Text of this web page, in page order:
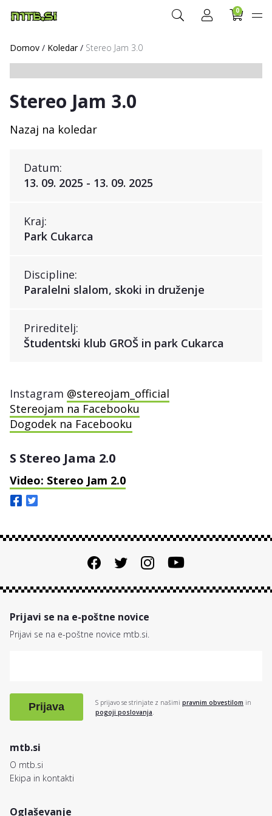
0
Domov / Koledar/ Stereo Jam 3.0
Stereo Jam 3.0
Nazaj na koledar
Datum:
13. 09. 2025 - 13. 09. 2025
Kraj:
Park Cukarca
Discipline:
Paralelni slalom, skoki in druženje
Prireditelj:
Študentski klub GROŠ in park Cukarca
Instagram @stereojam_official
Stereojam na Facebooku
Dogodek na Facebooku
S Stereo Jama 2.0
Video: Stereo Jam 2.0
mtb.si
O mtb.si
Ekipa in kontakti
Oglaševanje
Prijavi se na e-poštne novice
Prijavi se na e-poštne novice mtb.si.
Prijava S prijavo se strinjate z našimi pravnim obvestilom in
pogoji poslovanja